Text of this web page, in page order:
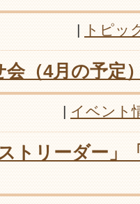
| トピッ
（4月の予定
| イベント
トリーダー」